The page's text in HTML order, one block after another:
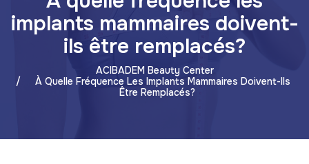
implants mammaires doivent-
ils être remplacés?
ACIBADEM Beauty Center
À Quelle Fréquence Les Implants Mammaires Doivent-Ils
Être Remplacés?